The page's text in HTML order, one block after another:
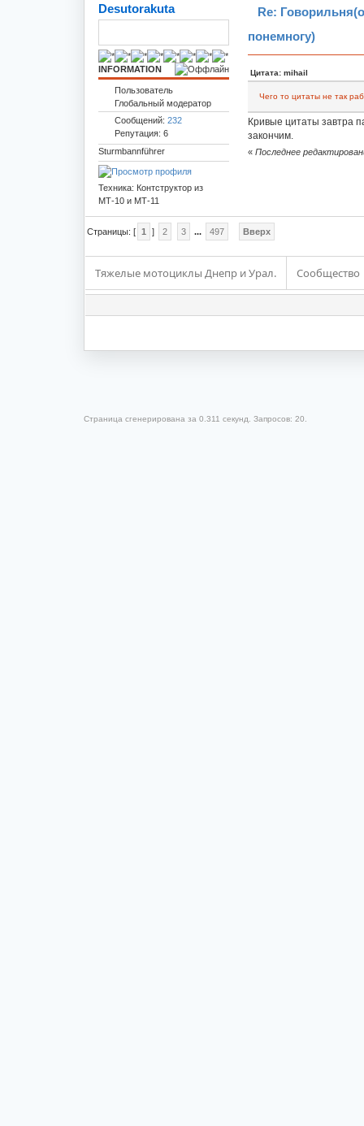
Desutorakuta
INFORMATION
Пользователь
Глобальный модератор
Сообщений: 232
Репутация: 6
Sturmbannführer
Техника: Контструктор из
МТ-10 и МТ-11
Re:
понемногу)
Цитата: mihail
Чего то цитаты не так
Кривые цитаты завтра
закончим.
« Последнее
Страницы: [ 1 ] 2 3 ... 497 Вверх
Тяжелые мотоциклы Днепр и Урал. Сообщество
Страница сгенерирована за 0.311 секунд. Запросов: 20.